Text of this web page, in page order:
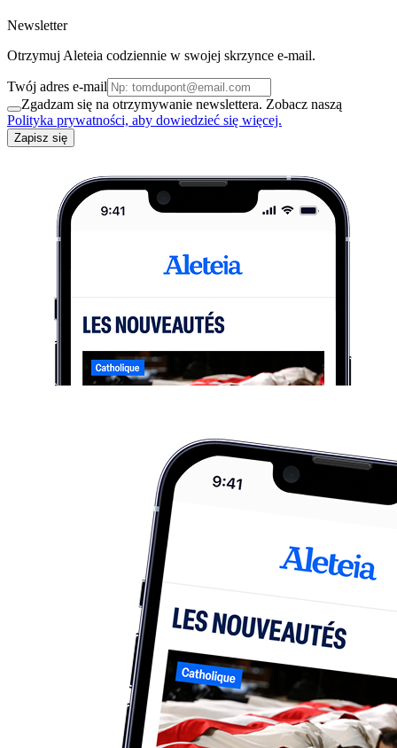
Newsletter
Otrzymuj Aleteia codziennie w swojej skrzynce e-mail.
Twój adres e-mail
Zgadzam się na otrzymywanie newslettera. Zobacz naszą
Polityka prywatności, aby dowiedzieć się więcej.
Zapisz się